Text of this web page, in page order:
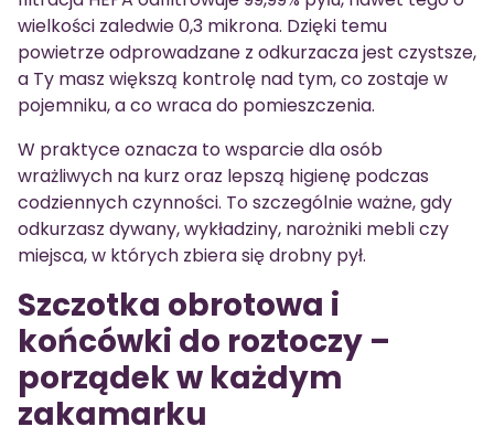
wielkości zaledwie 0,3 mikrona. Dzięki temu
powietrze odprowadzane z odkurzacza jest czystsze,
a Ty masz większą kontrolę nad tym, co zostaje w
pojemniku, a co wraca do pomieszczenia.
W praktyce oznacza to wsparcie dla osób
wrażliwych na kurz oraz lepszą higienę podczas
codziennych czynności. To szczególnie ważne, gdy
odkurzasz dywany, wykładziny, narożniki mebli czy
miejsca, w których zbiera się drobny pył.
Szczotka obrotowa i
końcówki do roztoczy –
porządek w każdym
zakamarku